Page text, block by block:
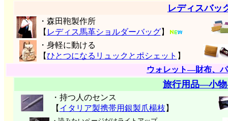
レディスバッ
・森田鞄製作所
【 レディス馬革ショルダーバッグ】
・身軽に動ける
【ひとつになるリュックとポシェット 】
ウォレット―財布、
旅行用品―小
・持つ人のセンス
【 イタリア製携帯用銀製爪楊枝 】